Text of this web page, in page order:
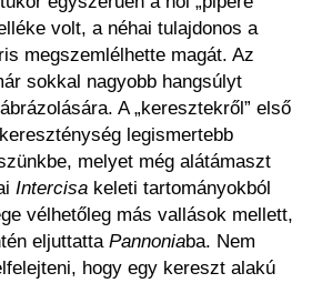
volt, a néhai tulajdonos a
megszemlélhette magát. Az
sokkal nagyobb hangsúlyt
A „keresztekről” első
legismertebb
melyet még alátámaszt
Intercisa keleti tartományokból
vélhetőleg más vallások mellett,
eljuttatta Pannoniaba. Nem
hogy egy kereszt alakú